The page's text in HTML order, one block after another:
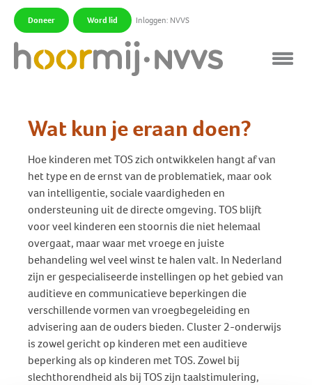
Doneer Word lid Inloggen: NVVS
Wat kun je eraan doen?
Hoe kinderen met TOS zich ontwikkelen hangt af van
het type en de ernst van de problematiek, maar ook
van intelligentie, sociale vaardigheden en
ondersteuning uit de directe omgeving. TOS blijft
voor veel kinderen een stoornis die niet helemaal
overgaat, maar waar met vroege en juiste
behandeling wel veel winst te halen valt. In Nederland
zijn er gespecialiseerde instellingen op het gebied van
auditieve en communicatieve beperkingen die
verschillende vormen van vroegbegeleiding en
advisering aan de ouders bieden. Cluster 2-onderwijs
is zowel gericht op kinderen met een auditieve
beperking als op kinderen met TOS. Zowel bij
slechthorendheid als bij TOS zijn taalstimulering,